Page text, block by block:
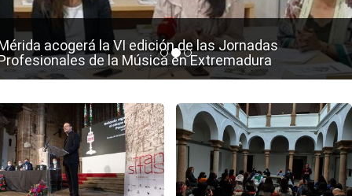
acogerá la VI edición de las Jornadas
de la Música en Extremadura